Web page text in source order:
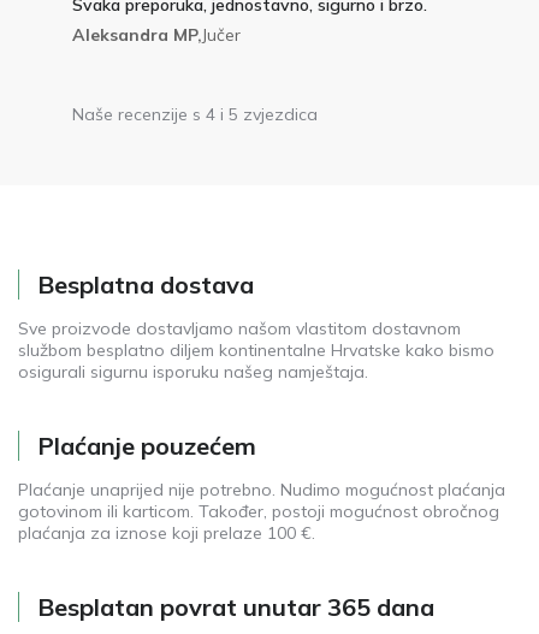
Svaka preporuka, jednostavno, sigurno i brzo.
Aleksandra MP,Jučer
Naše recenzije s 4 i 5 zvjezdica
Besplatna dostava
Sve proizvode dostavljamo našom vlastitom dostavnom
službom besplatno diljem kontinentalne Hrvatske kako bismo
osigurali sigurnu isporuku našeg namještaja.
Plaćanje pouzećem
Plaćanje unaprijed nije potrebno. Nudimo mogućnost plaćanja
gotovinom ili karticom. Također, postoji mogućnost obročnog
plaćanja za iznose koji prelaze 100 €.
Besplatan povrat unutar 365 dana